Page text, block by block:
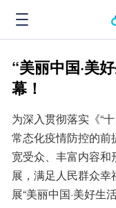
“美丽中国·美
幕！
为深入贯彻落实《“
常态化疫情防控的前
宽受众、丰富内容
展，满足人民群众
展“美丽中国·美好生